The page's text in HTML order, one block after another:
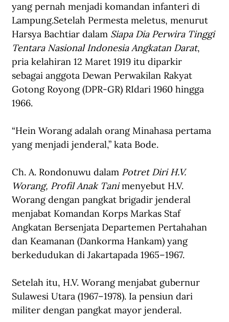
yang pernah menjadi komandan infanteri di
Lampung.Setelah Permesta meletus, menurut
Harsya Bachtiar dalam Siapa Dia Perwira Tinggi
Tentara Nasional Indonesia Angkatan Darat,
pria kelahiran 12 Maret 1919 itu diparkir
sebagai anggota Dewan Perwakilan Rakyat
Gotong Royong (DPR-GR) RIdari 1960 hingga
1966.
“Hein Worang adalah orang Minahasa pertama
yang menjadi jenderal,” kata Bode.
Ch. A. Rondonuwu dalam Potret Diri H.V.
Worang, Profil Anak Tani menyebut H.V.
Worang dengan pangkat brigadir jenderal
menjabat Komandan Korps Markas Staf
Angkatan Bersenjata Departemen Pertahahan
dan Keamanan (Dankorma Hankam) yang
berkedudukan di Jakartapada 1965–1967.
Setelah itu, H.V. Worang menjabat gubernur
Sulawesi Utara (1967–1978). Ia pensiun dari
militer dengan pangkat mayor jenderal.